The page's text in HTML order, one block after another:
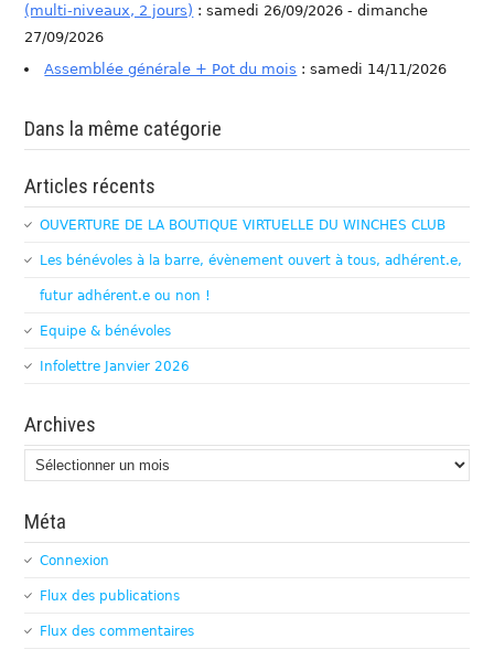
(multi-niveaux, 2 jours) : samedi 26/09/2026 - dimanche
27/09/2026
Assemblée générale + Pot du mois : samedi 14/11/2026
Dans la même catégorie
Articles récents
OUVERTURE DE LA BOUTIQUE VIRTUELLE DU WINCHES CLUB
Les bénévoles à la barre, évènement ouvert à tous, adhérent.e,
futur adhérent.e ou non !
Equipe & bénévoles
Infolettre Janvier 2026
Archives
Archives
Méta
Connexion
Flux des publications
Flux des commentaires